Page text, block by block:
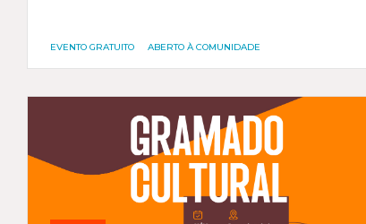
EVENTO GRATUITO ABERTO À COMUNIDADE